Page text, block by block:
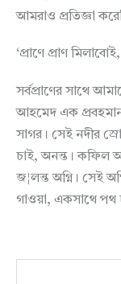
আমরাও প্রতিজ্ঞা
‘প্রাণে প্রাণ
সর্বপ্রাণের সাথে
আহমেদ এক প্রবহমান
সাগর। সেই নদীর
চাই, অনন্ত। কফিল
জ¦লন্ত অগ্নি। সেই
গাওয়া, একসাথে পথ